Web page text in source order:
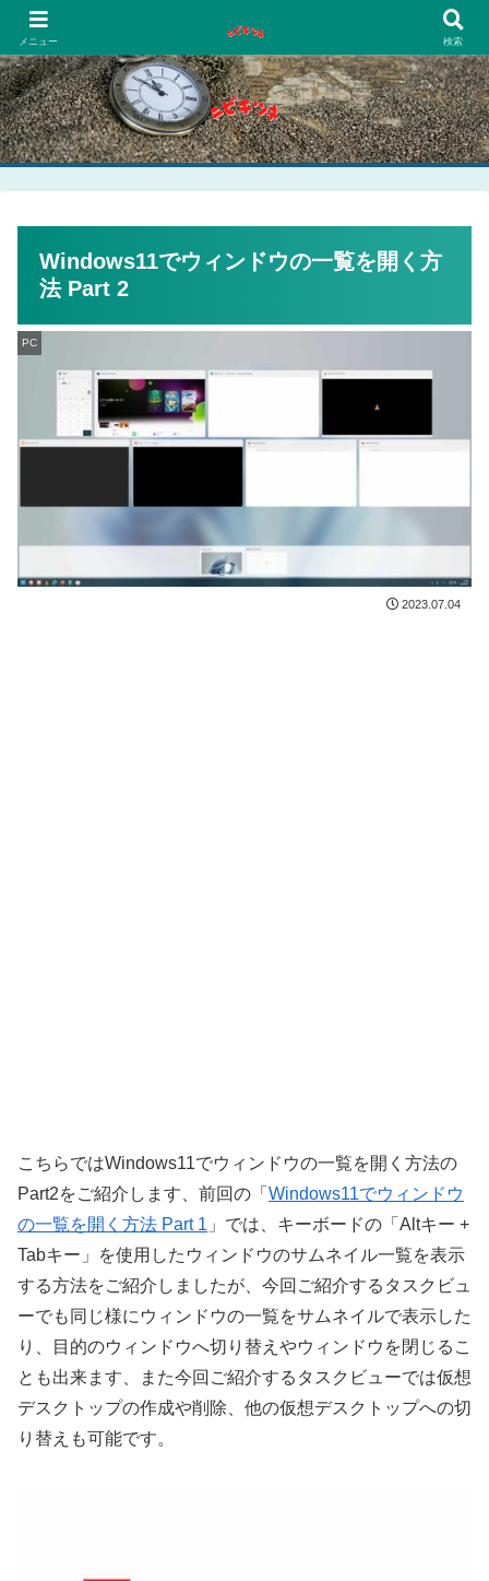
Windows11でウィンドウの一覧を開く方
法 Part 2
PC
2023.07.04
こちらではWindows11でウィンドウの一覧を開く方法の
Part2をご紹介します、前回の「 Windows11でウィンドウ
の一覧を開く方法 Part 1 」では、キーボードの「Altキー +
Tabキー」を使用したウィンドウのサムネイル一覧を表示
する方法をご紹介しましたが、今回ご紹介するタスクビュ
ーでも同じ様にウィンドウの一覧をサムネイルで表示した
り、目的のウィンドウへ切り替えやウィンドウを閉じるこ
とも出来ます、また今回ご紹介するタスクビューでは仮想
デスクトップの作成や削除、他の仮想デスクトップへの切
り替えも可能です。
メニュー 検索